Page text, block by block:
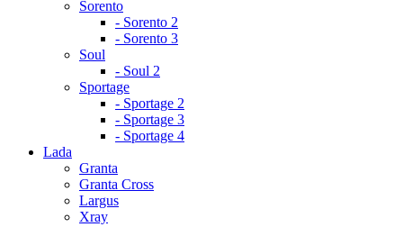
Sorento
- Sorento 2
- Sorento 3
Soul
- Soul 2
Sportage
- Sportage 2
- Sportage 3
- Sportage 4
Lada
Granta
Granta Cross
Largus
Xray